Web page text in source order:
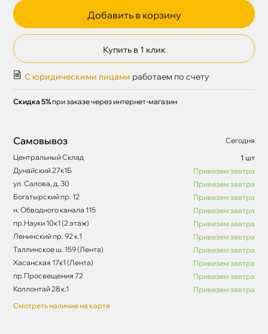
Добавить в корзину
Купить в 1 клик
С юридическими лицами работаем по счету
Скидка 5% при заказе через интернет-магазин
Самовывоз
Сегодня
Центральный Склад
1 шт
Дунайский 27к1Б
Привезем завтра
ул. Салова, д. 30
Привезем завтра
Богатырский пр. 12
Привезем завтра
н. Обводного канала 115
Привезем завтра
пр.Науки 10к1 (2 этаж)
Привезем завтра
Ленинский пр. 92 к.1
Привезем завтра
Таллинское ш. 159 (Лента)
Привезем завтра
Хасанская 17к1 (Лента)
Привезем завтра
пр.Просвещения 72
Привезем завтра
Коллонтай 28 к.1
Привезем завтра
Смотреть наличие на карте